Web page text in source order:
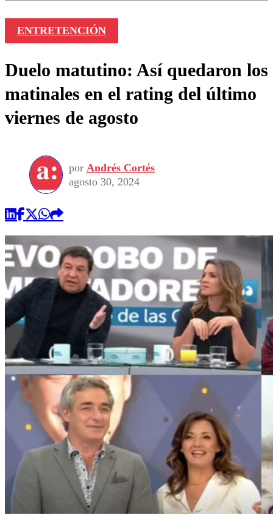
ENTRETENCIÓN
Duelo matutino: Así quedaron los
matinales en el rating del último
viernes de agosto
por Andrés Cortés
agosto 30, 2024